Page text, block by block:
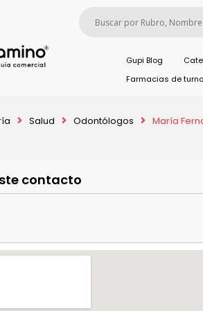
Gupi Blog
Farmacias de turno
Salud Odontólogos María
contacto